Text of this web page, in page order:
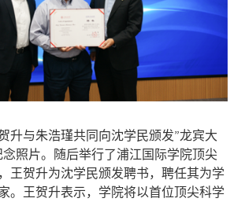
升与朱浩瑾共同向沈学民颁发”龙宾大
照片。随后举行了浦江国际学院顶尖
王贺升为沈学民颁发聘书，聘任其为学
。王贺升表示，学院将以首位顶尖科学